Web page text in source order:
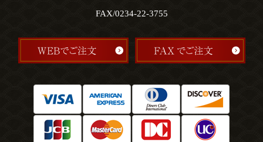
FAX/0234-22-3755